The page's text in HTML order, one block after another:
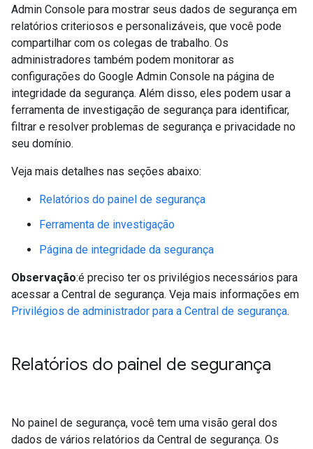
Admin Console para mostrar seus dados de segurança em
relatórios criteriosos e personalizáveis, que você pode
compartilhar com os colegas de trabalho. Os
administradores também podem monitorar as
configurações do Google Admin Console na página de
integridade da segurança. Além disso, eles podem usar a
ferramenta de investigação de segurança para identificar,
filtrar e resolver problemas de segurança e privacidade no
seu domínio.
Veja mais detalhes nas seções abaixo:
Relatórios do painel de segurança
Ferramenta de investigação
Página de integridade da segurança
Observação:é preciso ter os privilégios necessários para
acessar a Central de segurança. Veja mais informações em
Privilégios de administrador para a Central de segurança.
Relatórios do painel de segurança
No painel de segurança, você tem uma visão geral dos
dados de vários relatórios da Central de segurança. Os